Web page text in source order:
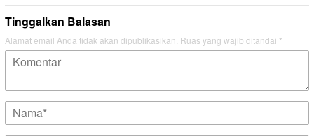
Tinggalkan Balasan
Alamat email Anda tidak akan dipublikasikan. Ruas yang wajib ditandai *